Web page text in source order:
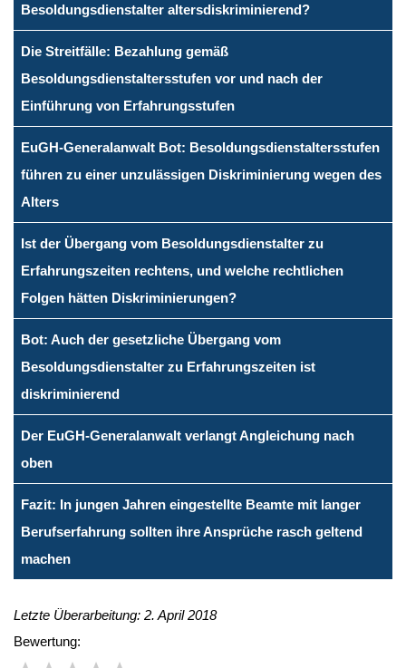
Besoldungsdienstalter altersdiskriminierend?
Die Streitfälle: Bezahlung gemäß
Besoldungsdienstaltersstufen vor und nach der
Einführung von Erfahrungsstufen
EuGH-Generalanwalt Bot: Besoldungsdienstaltersstufen
führen zu einer unzulässigen Diskriminierung wegen des
Alters
Ist der Übergang vom Besoldungsdienstalter zu
Erfahrungszeiten rechtens, und welche rechtlichen
Folgen hätten Diskriminierungen?
Bot: Auch der gesetzliche Übergang vom
Besoldungsdienstalter zu Erfahrungszeiten ist
diskriminierend
Der EuGH-Generalanwalt verlangt Angleichung nach
oben
Fazit: In jungen Jahren eingestellte Beamte mit langer
Berufserfahrung sollten ihre Ansprüche rasch geltend
machen
Letzte Überarbeitung: 2. April 2018
Bewertung: